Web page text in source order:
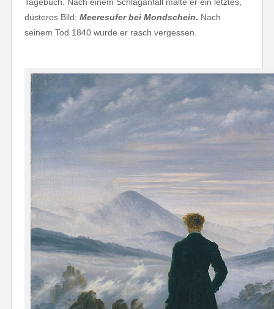
Tagebuch. Nach einem Schlaganfall malte er ein letztes,
düsteres Bild: Meeresufer bei Mondschein. Nach
seinem Tod 1840 wurde er rasch vergessen.